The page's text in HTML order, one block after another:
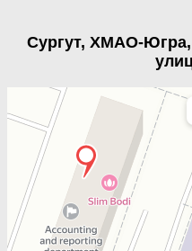
Сургут, ХМАО-Югра,